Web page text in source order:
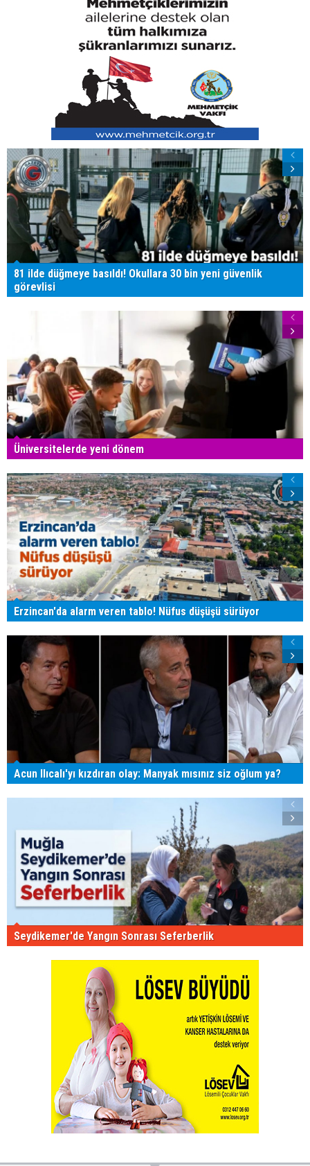
81 ilde düğmeye basıldı! Okullara 30 bin yeni güvenlik
görevlisi
Üniversitelerde yeni dönem
Erzincan'da alarm veren tablo! Nüfus düşüşü sürüyor
Acun Ilıcalı'yı kızdıran olay: Manyak mısınız siz oğlum ya?
Seydikemer'de Yangın Sonrası Seferberlik